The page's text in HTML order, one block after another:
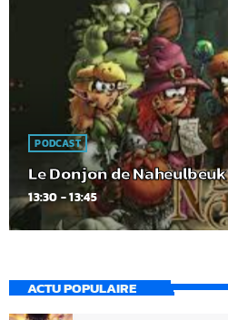
PODCAST
Le Donjon de Naheulbeuk
13:30 - 13:45
ACTU POPULAIRE